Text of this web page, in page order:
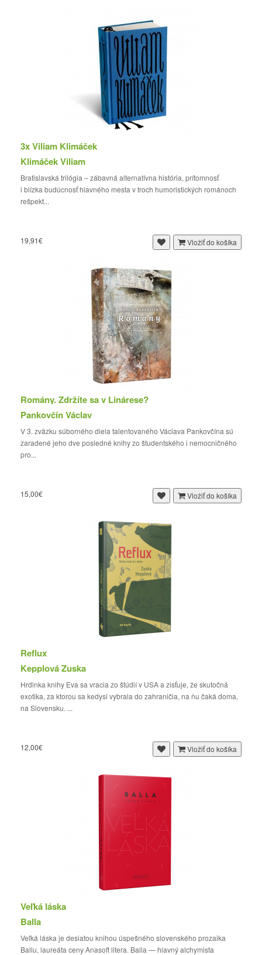
3x Viliam Klimáček
Klimáček Viliam
Bratislavská trilógia – zábavná alternatívna história, prítomnosť
i blízka budúcnosť hlavného mesta v troch humoristických románoch
rešpekt...
19,91€ Vložiť do košíka
Romány. Zdržíte sa v Linárese?
Pankovčín Václav
V 3. zväzku súborného diela talentovaného Václava Pankovčína sú
zaradené jeho dve posledné knihy zo študentského i nemocničného
pro...
15,00€ Vložiť do košíka
Reflux
Kepplová Zuska
Hrdinka knihy Eva sa vracia zo štúdií v USA a zisťuje, že skutočná
exotika, za ktorou sa kedysi vybrala do zahraničia, na ňu čaká doma,
na Slovensku. ...
12,00€ Vložiť do košíka
Veľká láska
Balla
Veľká láska je desiatou knihou úspešného slovenského prozaika
Ballu, laureáta ceny Anasoft litera. Balla — hlavný alchymista